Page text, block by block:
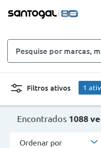
Pesquise
por
marcas,
modelos,
usados...Filtros ativos 1
CARROS
Encontrados 1088
Ordenar por